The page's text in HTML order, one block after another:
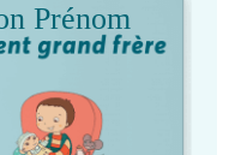
Prénom